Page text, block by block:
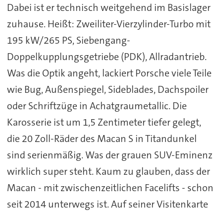
Dabei ist er technisch weitgehend im Basislager
zuhause. Heißt: Zweiliter-Vierzylinder-Turbo mit
195 kW/265 PS, Siebengang-
Doppelkupplungsgetriebe (PDK), Allradantrieb.
Was die Optik angeht, lackiert Porsche viele Teile
wie Bug, Außenspiegel, Sideblades, Dachspoiler
oder Schriftzüge in Achatgraumetallic. Die
Karosserie ist um 1,5 Zentimeter tiefer gelegt,
die 20 Zoll-Räder des Macan S in Titandunkel
sind serienmäßig. Was der grauen SUV-Eminenz
wirklich super steht. Kaum zu glauben, dass der
Macan - mit zwischenzeitlichen Facelifts - schon
seit 2014 unterwegs ist. Auf seiner Visitenkarte